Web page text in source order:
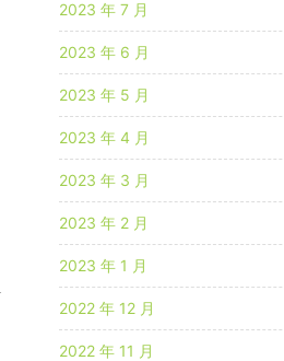
2023 年 7 月
2023 年 6 月
2023 年 5 月
2023 年 4 月
2023 年 3 月
2023 年 2 月
2023 年 1 月
2022 年 12 月
2022 年 11 月